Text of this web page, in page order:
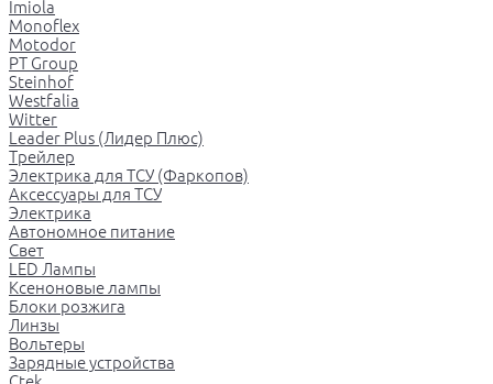
Imiola
Monoflex
Motodor
PT Group
Steinhof
Westfalia
Witter
Leader Plus (Лидер Плюс)
Трейлер
Электрика для ТСУ (Фаркопов)
Аксессуары для ТСУ
Электрика
Автономное питание
Свет
LED Лампы
Ксеноновые лампы
Блоки розжига
Линзы
Вольтеры
Зарядные устройства